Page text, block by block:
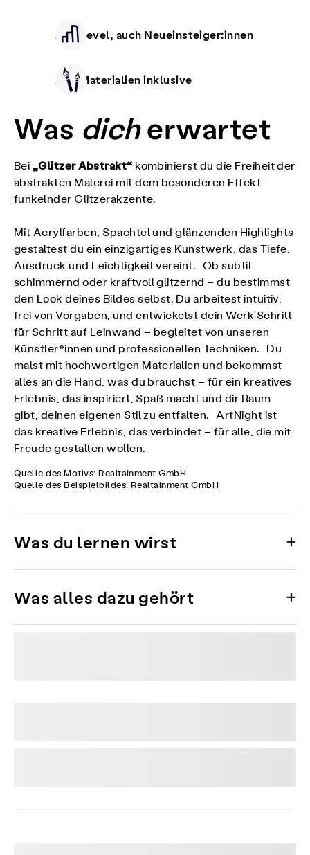
Alle Level, auch Neueinsteiger:innen
Alle Materialien inklusive
Was dicherwartet
Bei „Glitzer Abstrakt“ kombinierst du die Freiheit der
abstrakten Malerei mit dem besonderen Effekt
funkelnder Glitzerakzente.
Mit Acrylfarben, Spachtel und glänzenden Highlights
gestaltest du ein einzigartiges Kunstwerk, das Tiefe,
Ausdruck und Leichtigkeit vereint. Ob subtil
schimmernd oder kraftvoll glitzernd – du bestimmst
den Look deines Bildes selbst. Du arbeitest intuitiv,
frei von Vorgaben, und entwickelst dein Werk Schritt
für Schritt auf Leinwand – begleitet von unseren
Künstler*innen und professionellen Techniken. Du
malst mit hochwertigen Materialien und bekommst
alles an die Hand, was du brauchst – für ein kreatives
Erlebnis, das inspiriert, Spaß macht und dir Raum
gibt, deinen eigenen Stil zu entfalten. ArtNight ist
das kreative Erlebnis, das verbindet – für alle, die mit
Freude gestalten wollen.
Quelle des Motivs: Realtainment GmbH
Quelle des Beispielbildes: Realtainment GmbH
Was du lernen wirst
Was alles dazu gehört